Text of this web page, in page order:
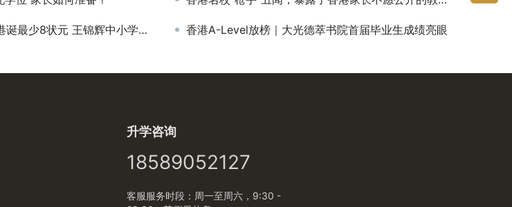
王锦辉中小学报喜 1人将入读中大医学院 香港A-Level放榜｜大光德萃书院首届毕业生成绩亮眼
升学咨询
18589052127
客服服务时段：周一至周六，9:30 -